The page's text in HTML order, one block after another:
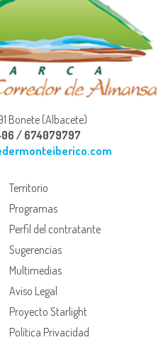
Bonete (Albacete)
/ 674079797
Territorio
Programas
Perfil del contratante
Sugerencias
Multimedias
Aviso Legal
Proyecto Starlight
Política Privacidad